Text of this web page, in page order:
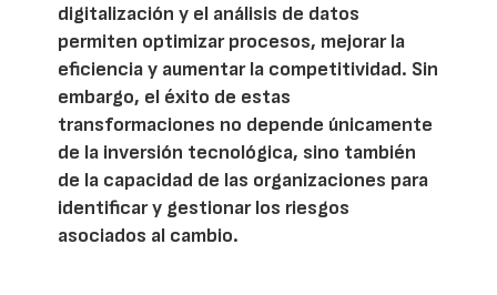
digitalización y el análisis de datos
permiten optimizar procesos, mejorar la
eficiencia y aumentar la competitividad. Sin
embargo, el éxito de estas
transformaciones no depende únicamente
de la inversión tecnológica, sino también
de la capacidad de las organizaciones para
identificar y gestionar los riesgos
asociados al cambio.